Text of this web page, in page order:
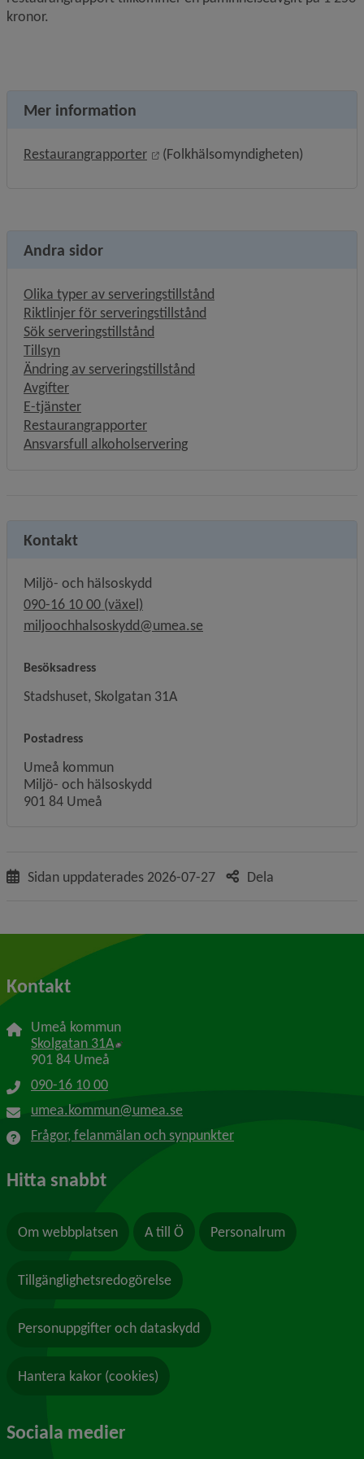
kronor.
Mer information
Restaurangrapporter Länk till annan webbplats, öppnas
(Folkhälsomyndigheten)
Andra sidor
Olika typer av serveringstillstånd
Riktlinjer för serveringstillstånd
Sök serveringstillstånd
Tillsyn
Ändring av serveringstillstånd
Avgifter
E-tjänster
Restaurangrapporter
Ansvarsfull alkoholservering
Kontakt
Miljö- och hälsoskydd
090-16 10 00 (växel)
miljoochhalsoskydd@umea.se
Besöksadress
Stadshuset, Skolgatan 31A
Postadress
Umeå kommun
Miljö- och hälsoskydd
901 84 Umeå
Sidan uppdaterades 2026-07-27 Dela
Kontakt
Umeå kommun
Skolgatan 31A Länk till annan webbplats, öppnas i nytt
901 84 Umeå
090-16 10 00
umea.kommun@umea.se
Frågor, felanmälan och synpunkter
Hitta snabbt
Om webbplatsen A till Ö Personalrum
Tillgänglighetsredogörelse
Personuppgifter och dataskydd
Hantera kakor (cookies)
Sociala medier